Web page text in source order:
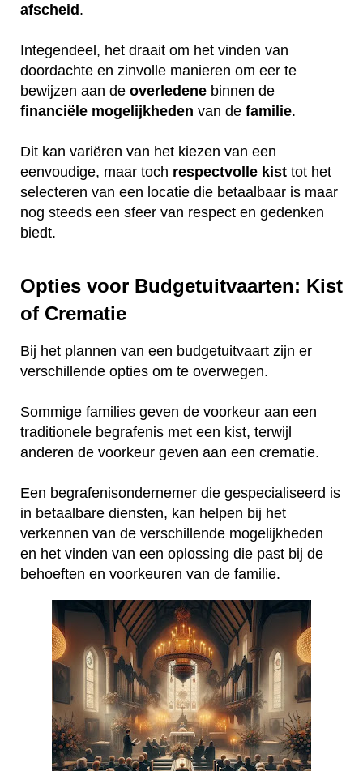
afscheid .
Integendeel, het draait om het vinden van
doordachte en zinvolle manieren om eer te
bewijzen aan de overledene binnen de
financiële mogelijkheden van de familie.
Dit kan variëren van het kiezen van een
eenvoudige, maar toch respectvolle kist tot het
selecteren van een locatie die betaalbaar is maar
nog steeds een sfeer van respect en gedenken
biedt.
Opties voor Budgetuitvaarten: Kist
of Crematie
Bij het plannen van een budgetuitvaart zijn er
verschillende opties om te overwegen.
Sommige families geven de voorkeur aan een
traditionele begrafenis met een kist, terwijl
anderen de voorkeur geven aan een crematie.
Een begrafenisondernemer die gespecialiseerd is
in betaalbare diensten, kan helpen bij het
verkennen van de verschillende mogelijkheden
en het vinden van een oplossing die past bij de
behoeften en voorkeuren van de familie.